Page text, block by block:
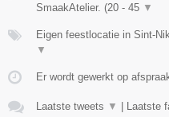
SmaakAtelier. (20 - 45 ▼
Eigen feestlocatie in Sint-
▼
Er wordt gewerkt op
Laatste tweets ▼ | Laatste